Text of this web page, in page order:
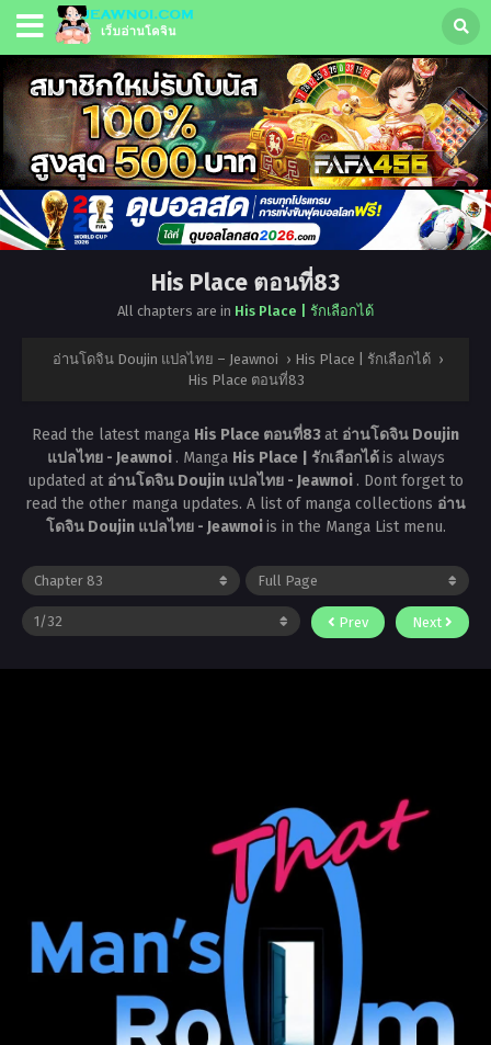
His Place ตอนที่83
All chapters are in His Place | รักเลือกได้
อ่านโดจิน Doujin แปลไทย – Jeawnoi › His Place | รักเลือกได้ ›
His Place ตอนที่83
Read the latest manga His Place ตอนที่83at อ่านโดจิน Doujin
แปลไทย - Jeawnoi . Manga His Place | รักเลือกได้is always
updated at อ่านโดจิน Doujin แปลไทย - Jeawnoi . Dont forget to
read the other manga updates. A list of manga collections อ่าน
โดจิน Doujin แปลไทย - Jeawnoiis in the Manga List menu.
Prev Next